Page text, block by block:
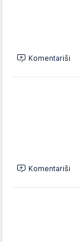
Komentariši
Komentariši